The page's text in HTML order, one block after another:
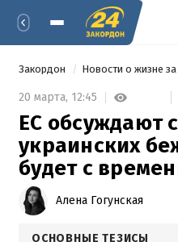
Закордон Новости о жизне за
20 марта, 12:45
ЕС обсуждают
украинских
будет с
Алена Гогунская
ОСНОВНЫЕ ТЕЗИСЫ